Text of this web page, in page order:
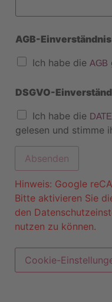
AGB-Einverständnis
Ich habe die AGB
DSGVO-
Ich habe die
gelesen und stimme
Absenden
Hinweis: Google
Bitte aktivieren Sie
den
nutzen zu können.
Cookie-